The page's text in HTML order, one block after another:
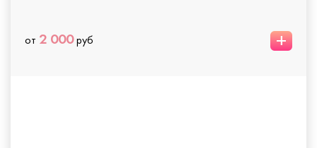
от 2 000руб +